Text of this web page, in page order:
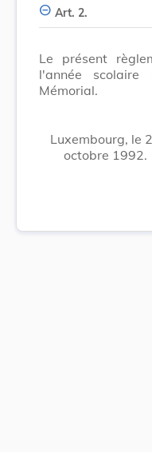
Art. 2.
Le présent
l'année
Mémorial.
Luxembourg, le
octobre 1992.